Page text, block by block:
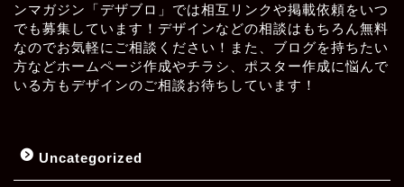
ンマガジン「デザブロ」では相互リンクや掲載依頼をいつ
でも募集しています！デザインなどの相談はもちろん無料
なのでお気軽にご相談ください！また、ブログを持ちたい
方などホームページ作成やチラシ、ポスター作成に悩んで
いる方もデザインのご相談お待ちしています！
Uncategorized